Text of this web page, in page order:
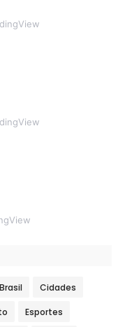
Brasil Cidades
Esportes